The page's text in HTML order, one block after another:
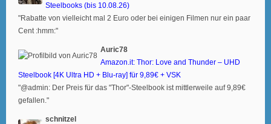
Steelbooks (bis 10.08.26)
"Rabatte von vielleicht mal 2 Euro oder bei einigen Filmen nur ein paar
Cent :hmm:"
Auric78
Amazon.it: Thor: Love and Thunder – UHD
Steelbook [4K Ultra HD + Blu-ray] für 9,89€ + VSK
"@admin: Der Preis für das "Thor"-Steelbook ist mittlerweile auf 9,89€
gefallen."
schnitzel